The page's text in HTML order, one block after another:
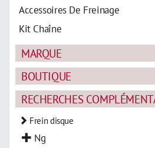
Accessoires De Freinage
Kit Chaîne
MARQUE
BOUTIQUE
RECHERCHES
Frein disque
Ng